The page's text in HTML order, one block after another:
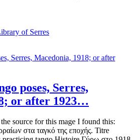
of Serres
poses, Serres,
or after 1923…
source for this mage I found this:
στα ταγκό της εποχής. Titre